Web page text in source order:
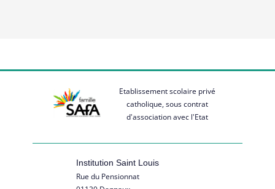
Etablissement scolaire privé
catholique, sous contrat
d'association avec l'Etat
Institution Saint Louis
Rue du Pensionnat